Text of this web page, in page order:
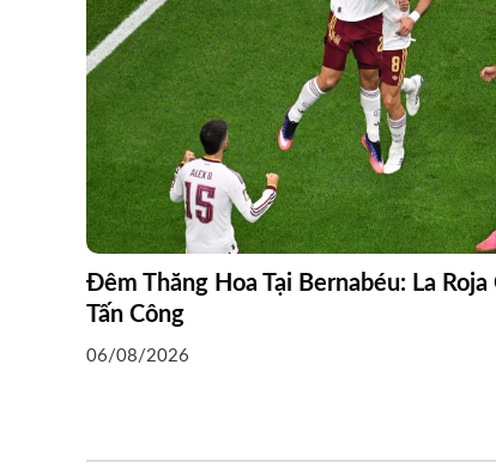
Đêm Thăng Hoa Tại Bernabéu: La
Tấn Công
06/08/2026